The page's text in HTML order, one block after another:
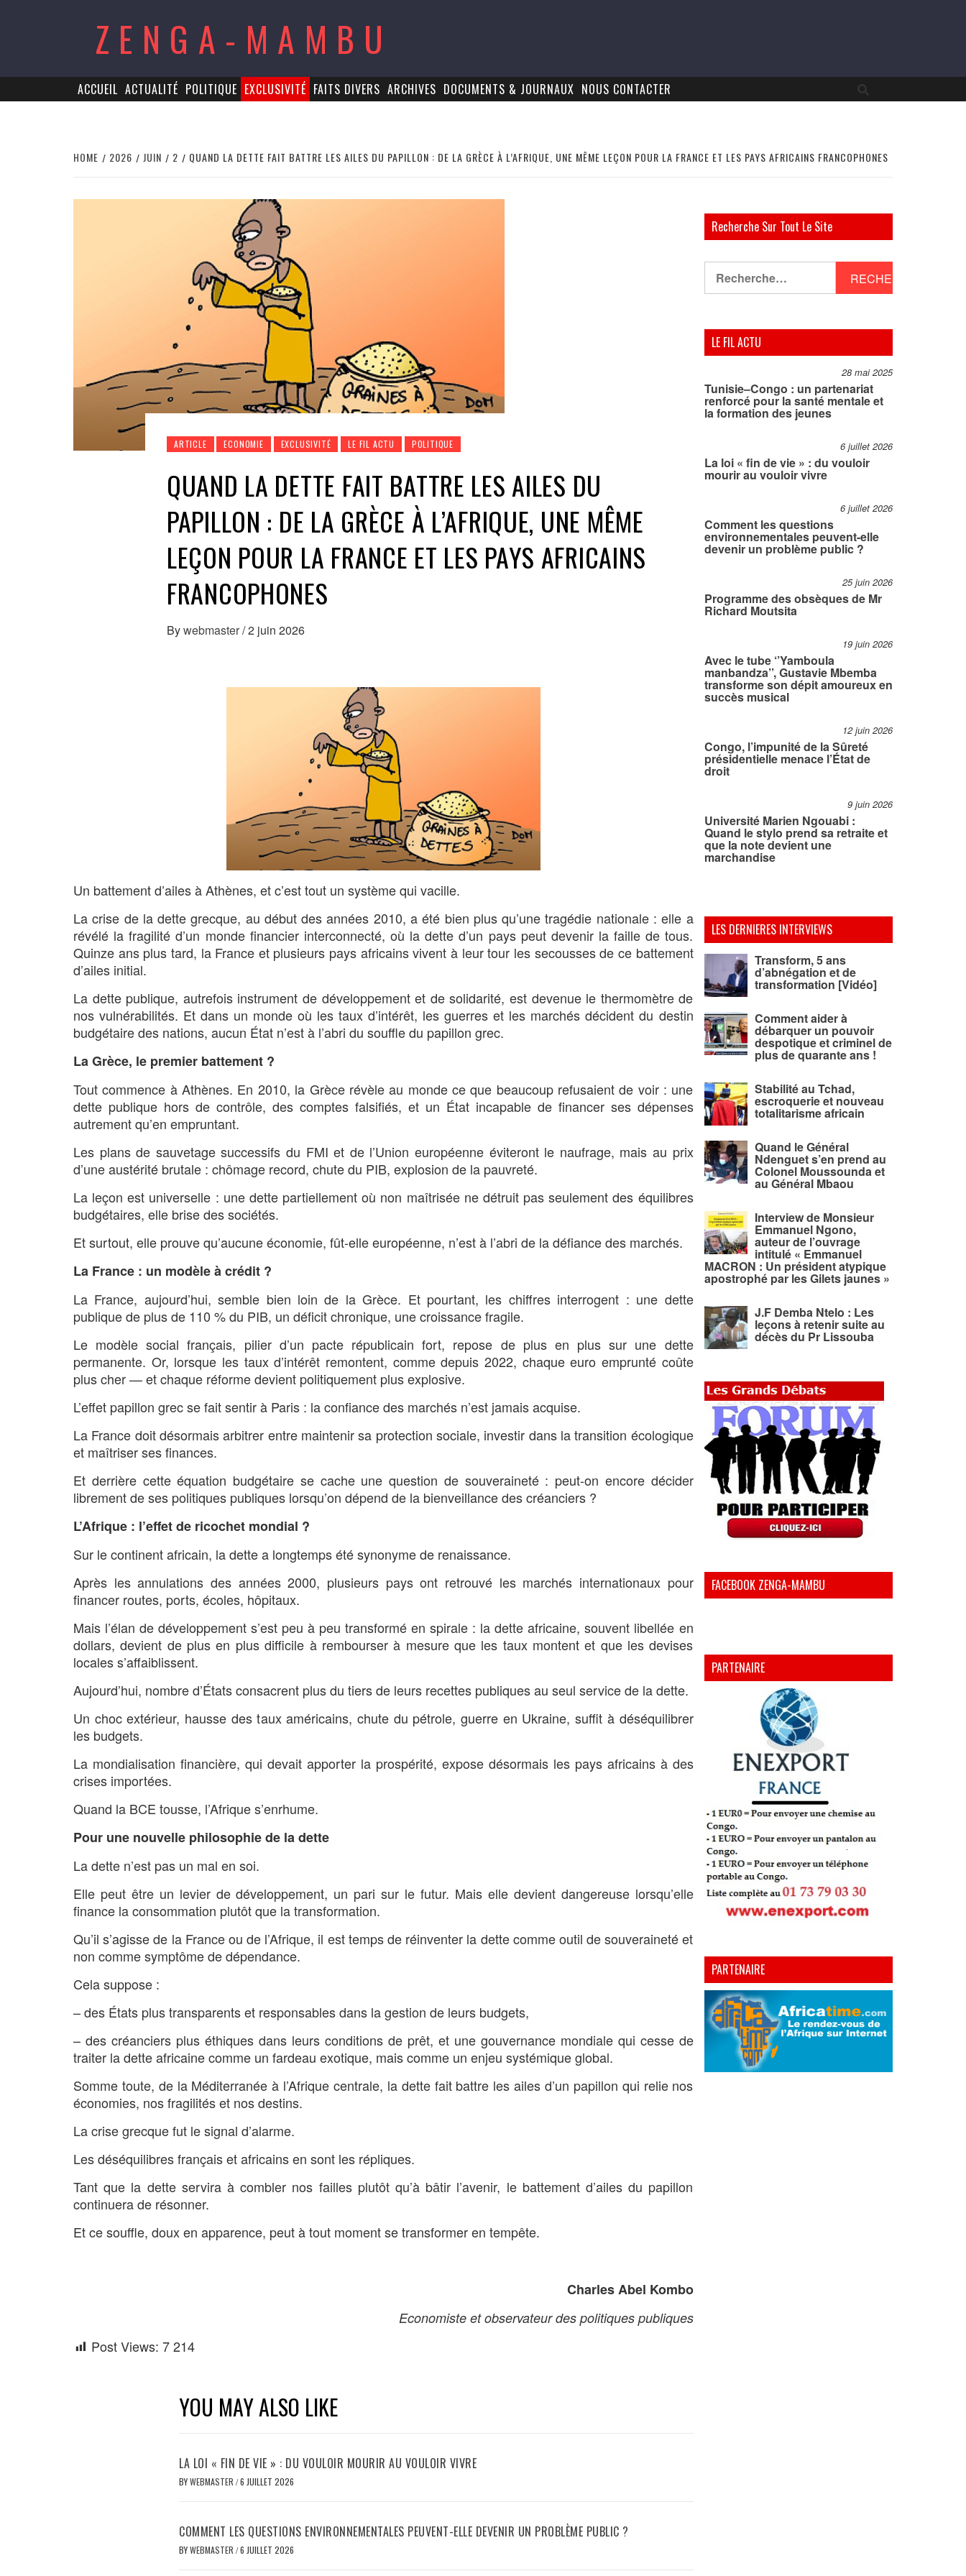
ZENGA-MAMBU
ACCUEIL ACTUALITÉ POLITIQUE EXCLUSIVITÉ FAITS DIVERS ARCHIVES DOCUMENTS & JOURNAUX NOUS CONTACTER
HOME 2026 JUIN 2 QUAND LA DETTE FAIT BATTRE LES AILES DU PAPILLON : DE LA GRÈCE À L’AFRIQUE, UNE MÊME LEÇON POUR LA FRANCE ET LES PAYS AFRICAINS FRANCOPHONES
ARTICLE ECONOMIE EXCLUSIVITÉ LE FIL ACTU POLITIQUE
QUAND LA DETTE FAIT BATTRE LES AILES DU
PAPILLON : DE LA GRÈCE À L’AFRIQUE, UNE MÊME
LEÇON POUR LA FRANCE ET LES PAYS AFRICAINS
FRANCOPHONES
Bywebmaster/2 juin 2026
Un battement d’ailes à Athènes, et c’est tout un système qui vacille.
La crise de la dette grecque, au début des années 2010, a été bien plus qu’une tragédie nationale : elle a
révélé la fragilité d’un monde financier interconnecté, où la dette d’un pays peut devenir la faille de tous.
Quinze ans plus tard, la France et plusieurs pays africains vivent à leur tour les secousses de ce battement
d’ailes initial.
La dette publique, autrefois instrument de développement et de solidarité, est devenue le thermomètre de
nos vulnérabilités. Et dans un monde où les taux d’intérêt, les guerres et les marchés décident du destin
budgétaire des nations, aucun État n’est à l’abri du souffle du papillon grec.
La Grèce, le premier battement ?
Tout commence à Athènes. En 2010, la Grèce révèle au monde ce que beaucoup refusaient de voir : une
dette publique hors de contrôle, des comptes falsifiés, et un État incapable de financer ses dépenses
autrement qu’en empruntant.
Les plans de sauvetage successifs du FMI et de l’Union européenne éviteront le naufrage, mais au prix
d’une austérité brutale : chômage record, chute du PIB, explosion de la pauvreté.
La leçon est universelle : une dette partiellement où non maîtrisée ne détruit pas seulement des équilibres
budgétaires, elle brise des sociétés.
Et surtout, elle prouve qu’aucune économie, fût-elle européenne, n’est à l’abri de la défiance des marchés.
La France : un modèle à crédit ?
La France, aujourd’hui, semble bien loin de la Grèce. Et pourtant, les chiffres interrogent : une dette
publique de plus de 110 % du PIB, un déficit chronique, une croissance fragile.
Le modèle social français, pilier d’un pacte républicain fort, repose de plus en plus sur une dette
permanente. Or, lorsque les taux d’intérêt remontent, comme depuis 2022, chaque euro emprunté coûte
plus cher — et chaque réforme devient politiquement plus explosive.
L’effet papillon grec se fait sentir à Paris : la confiance des marchés n’est jamais acquise.
La France doit désormais arbitrer entre maintenir sa protection sociale, investir dans la transition écologique
et maîtriser ses finances.
Et derrière cette équation budgétaire se cache une question de souveraineté : peut-on encore décider
librement de ses politiques publiques lorsqu’on dépend de la bienveillance des créanciers ?
L’Afrique : l’effet de ricochet mondial ?
Sur le continent africain, la dette a longtemps été synonyme de renaissance.
Après les annulations des années 2000, plusieurs pays ont retrouvé les marchés internationaux pour
financer routes, ports, écoles, hôpitaux.
Mais l’élan de développement s’est peu à peu transformé en spirale : la dette africaine, souvent libellée en
dollars, devient de plus en plus difficile à rembourser à mesure que les taux montent et que les devises
locales s’affaiblissent.
Aujourd’hui, nombre d’États consacrent plus du tiers de leurs recettes publiques au seul service de la dette.
Un choc extérieur, hausse des taux américains, chute du pétrole, guerre en Ukraine, suffit à déséquilibrer
les budgets.
La mondialisation financière, qui devait apporter la prospérité, expose désormais les pays africains à des
crises importées.
Quand la BCE tousse, l’Afrique s’enrhume.
Pour une nouvelle philosophie de la dette
La dette n’est pas un mal en soi.
Elle peut être un levier de développement, un pari sur le futur. Mais elle devient dangereuse lorsqu’elle
finance la consommation plutôt que la transformation.
Qu’il s’agisse de la France ou de l’Afrique, il est temps de réinventer la dette comme outil de souveraineté et
non comme symptôme de dépendance.
Cela suppose :
– des États plus transparents et responsables dans la gestion de leurs budgets,
– des créanciers plus éthiques dans leurs conditions de prêt, et une gouvernance mondiale qui cesse de
traiter la dette africaine comme un fardeau exotique, mais comme un enjeu systémique global.
Somme toute, de la Méditerranée à l’Afrique centrale, la dette fait battre les ailes d’un papillon qui relie nos
économies, nos fragilités et nos destins.
La crise grecque fut le signal d’alarme.
Les déséquilibres français et africains en sont les répliques.
Tant que la dette servira à combler nos failles plutôt qu’à bâtir l’avenir, le battement d’ailes du papillon
continuera de résonner.
Et ce souffle, doux en apparence, peut à tout moment se transformer en tempête.
Charles Abel Kombo
Economiste et observateur des politiques publiques
Post Views: 7 214
YOU MAY ALSO LIKE
LA LOI « FIN DE VIE » : DU VOULOIR MOURIR AU VOULOIR VIVRE
BYWEBMASTER /6 JUILLET 2026
COMMENT LES QUESTIONS ENVIRONNEMENTALES PEUVENT-ELLE DEVENIR UN PROBLÈME PUBLIC ?
BYWEBMASTER /6 JUILLET 2026
Recherche Sur Tout Le Site
LE FIL ACTU
28 mai 2025
Tunisie–Congo : un partenariat
renforcé pour la santé mentale et
la formation des jeunes
6 juillet 2026
La loi « fin de vie » : du vouloir
mourir au vouloir vivre
6 juillet 2026
Comment les questions
environnementales peuvent-elle
devenir un problème public ?
25 juin 2026
Programme des obsèques de Mr
Richard Moutsita
19 juin 2026
Avec le tube ‘’Yamboula
manbandza’’, Gustavie Mbemba
transforme son dépit amoureux en
succès musical
12 juin 2026
Congo, l’impunité de la Sûreté
présidentielle menace l’État de
droit
9 juin 2026
Université Marien Ngouabi :
Quand le stylo prend sa retraite et
que la note devient une
marchandise
LES DERNIERES INTERVIEWS
Transform, 5 ans
d’abnégation et de
transformation [Vidéo]
Comment aider à
débarquer un pouvoir
despotique et criminel de
plus de quarante ans !
Stabilité au Tchad,
escroquerie et nouveau
totalitarisme africain
Quand le Général
Ndenguet s’en prend au
Colonel Moussounda et
au Général Mbaou
Interview de Monsieur
Emmanuel Ngono,
auteur de l’ouvrage
intitulé « Emmanuel
MACRON : Un président atypique
apostrophé par les Gilets jaunes »
J.F Demba Ntelo : Les
leçons à retenir suite au
décès du Pr Lissouba
FACEBOOK ZENGA-MAMBU
PARTENAIRE
PARTENAIRE